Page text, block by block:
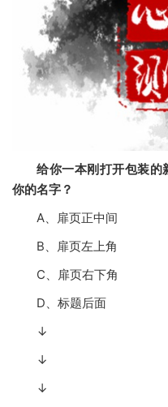
给你一本刚打开包装的
你的名字？
A 、扉页正中间
B 、扉页左上角
C 、扉页右下角
D 、标题后面
↓
↓
↓